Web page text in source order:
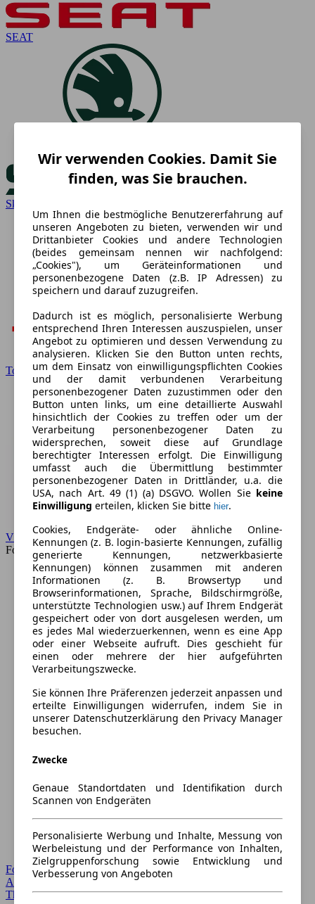
SEAT
Skoda
Toyota
VW
Forum
Forum Startseite
Alle Auto-Foren
Themen-Forum
Wir verwenden Cookies. Damit Sie
finden, was Sie brauchen.
Um Ihnen die bestmögliche Benutzererfahrung auf
unseren Angeboten zu bieten, verwenden wir und
Drittanbieter Cookies und andere Technologien
(beides gemeinsam nennen wir nachfolgend:
„Cookies"), um Geräteinformationen und
personenbezogene Daten (z.B. IP Adressen) zu
speichern und darauf zuzugreifen.
Dadurch ist es möglich, personalisierte Werbung
entsprechend Ihren Interessen auszuspielen, unser
Angebot zu optimieren und dessen Verwendung zu
analysieren. Klicken Sie den Button unten rechts,
um dem Einsatz von einwilligungspflichten Cookies
und der damit verbundenen Verarbeitung
personenbezogener Daten zuzustimmen oder den
Button unten links, um eine detaillierte Auswahl
hinsichtlich der Cookies zu treffen oder um der
Verarbeitung personenbezogener Daten zu
widersprechen, soweit diese auf Grundlage
berechtigter Interessen erfolgt. Die Einwilligung
umfasst auch die Übermittlung bestimmter
personenbezogener Daten in Drittländer, u.a. die
USA, nach Art. 49 (1) (a) DSGVO. Wollen Sie keine
Einwilligung erteilen, klicken Sie bitte hier.
Cookies, Endgeräte- oder ähnliche Online-
Kennungen (z. B. login-basierte Kennungen, zufällig
generierte Kennungen, netzwerkbasierte
Kennungen) können zusammen mit anderen
Informationen (z. B. Browsertyp und
Browserinformationen, Sprache, Bildschirmgröße,
unterstützte Technologien usw.) auf Ihrem Endgerät
gespeichert oder von dort ausgelesen werden, um
es jedes Mal wiederzuerkennen, wenn es eine App
oder einer Webseite aufruft. Dies geschieht für
einen oder mehrere der hier aufgeführten
Verarbeitungszwecke.
Sie können Ihre Präferenzen jederzeit anpassen und
erteilte Einwilligungen widerrufen, indem Sie in
unserer Datenschutzerklärung den Privacy Manager
besuchen.
Zwecke
Genaue Standortdaten und Identifikation durch
Scannen von Endgeräten
Personalisierte Werbung und Inhalte, Messung von
Werbeleistung und der Performance von Inhalten,
Zielgruppenforschung sowie Entwicklung und
Verbesserung von Angeboten